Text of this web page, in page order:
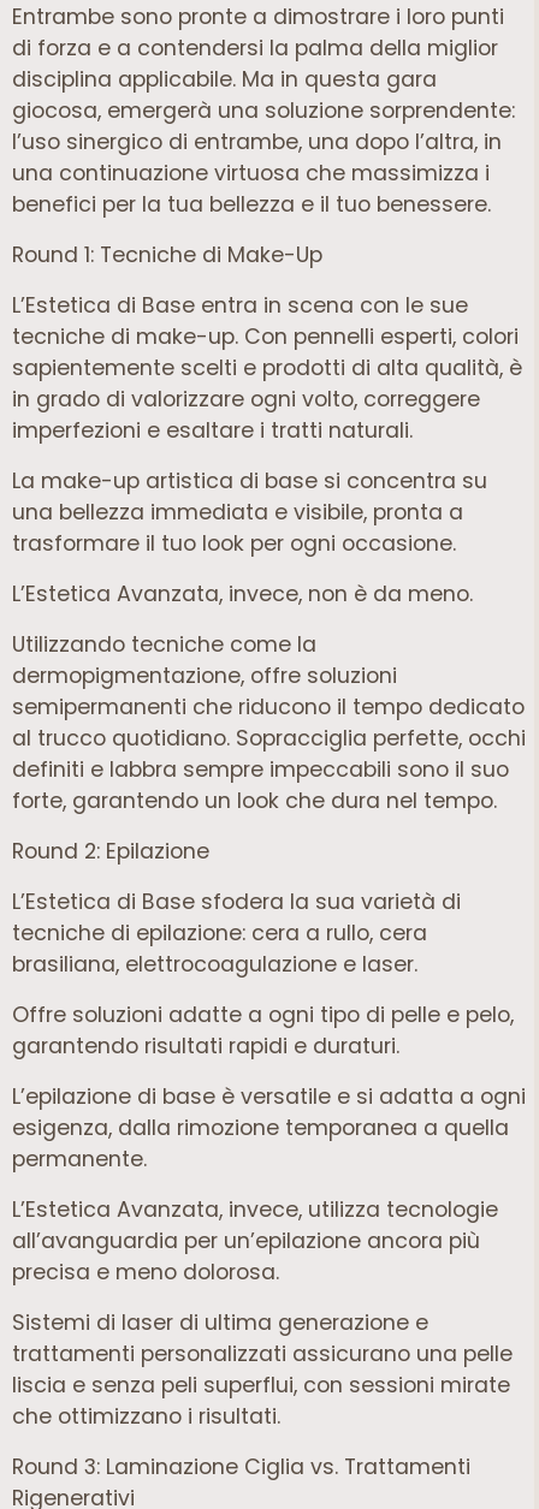
Entrambe sono pronte a dimostrare i loro punti
di forza e a contendersi la palma della miglior
disciplina applicabile. Ma in questa gara
giocosa, emergerà una soluzione sorprendente:
l’uso sinergico di entrambe, una dopo l’altra, in
una continuazione virtuosa che massimizza i
benefici per la tua bellezza e il tuo benessere.
Round 1: Tecniche di Make-Up
L’Estetica di Base entra in scena con le sue
tecniche di make-up. Con pennelli esperti, colori
sapientemente scelti e prodotti di alta qualità, è
in grado di valorizzare ogni volto, correggere
imperfezioni e esaltare i tratti naturali.
La make-up artistica di base si concentra su
una bellezza immediata e visibile, pronta a
trasformare il tuo look per ogni occasione.
L’Estetica Avanzata, invece, non è da meno.
Utilizzando tecniche come la
dermopigmentazione, offre soluzioni
semipermanenti che riducono il tempo dedicato
al trucco quotidiano. Sopracciglia perfette, occhi
definiti e labbra sempre impeccabili sono il suo
forte, garantendo un look che dura nel tempo.
Round 2: Epilazione
L’Estetica di Base sfodera la sua varietà di
tecniche di epilazione: cera a rullo, cera
brasiliana, elettrocoagulazione e laser.
Offre soluzioni adatte a ogni tipo di pelle e pelo,
garantendo risultati rapidi e duraturi.
L’epilazione di base è versatile e si adatta a ogni
esigenza, dalla rimozione temporanea a quella
permanente.
L’Estetica Avanzata, invece, utilizza tecnologie
all’avanguardia per un’epilazione ancora più
precisa e meno dolorosa.
Sistemi di laser di ultima generazione e
trattamenti personalizzati assicurano una pelle
liscia e senza peli superflui, con sessioni mirate
che ottimizzano i risultati.
Round 3: Laminazione Ciglia vs. Trattamenti
Rigenerativi